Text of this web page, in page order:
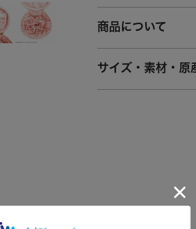
商品について
サイズ・素材・原